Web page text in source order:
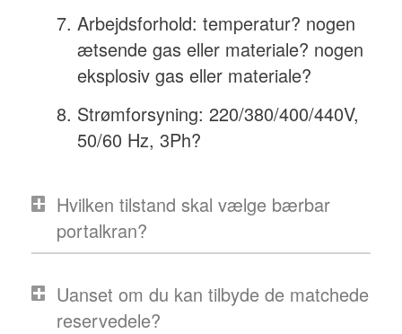
Arbejdsforhold: temperatur? nogen
ætsende gas eller materiale? nogen
eksplosiv gas eller materiale?
Strømforsyning: 220/380/400/440V,
50/60 Hz, 3Ph?
Hvilken tilstand skal vælge bærbar
portalkran?
Uanset om du kan tilbyde de matchede
reservedele?